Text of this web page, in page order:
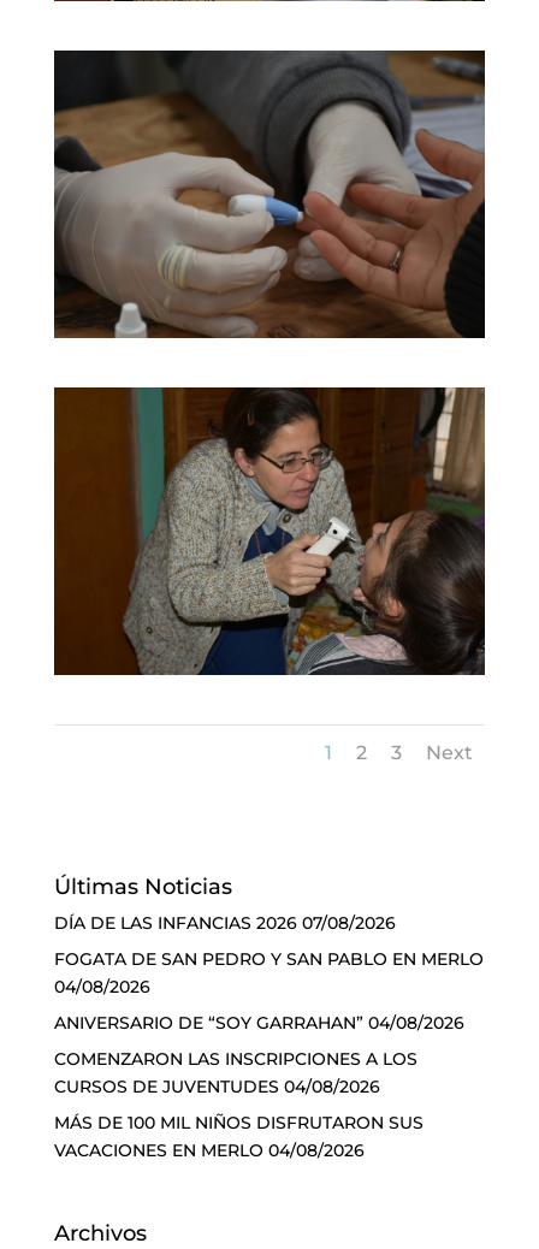
1 2 3 Next
Últimas Noticias
DÍA DE LAS INFANCIAS 2026 07/08/2026
FOGATA DE SAN PEDRO Y SAN PABLO EN MERLO
04/08/2026
ANIVERSARIO DE “SOY GARRAHAN” 04/08/2026
COMENZARON LAS INSCRIPCIONES A LOS
CURSOS DE JUVENTUDES 04/08/2026
MÁS DE 100 MIL NIÑOS DISFRUTARON SUS
VACACIONES EN MERLO 04/08/2026
Archivos